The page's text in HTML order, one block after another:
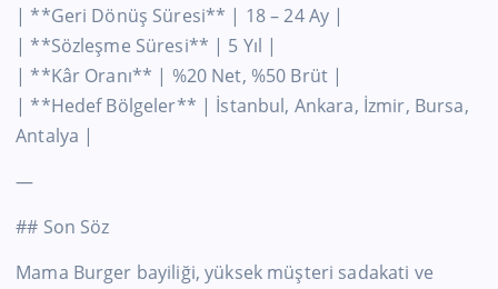
| **Geri Dönüş Süresi** | 18 – 24 Ay |
| **Sözleşme Süresi** | 5 Yıl |
| **Kâr Oranı** | %20 Net, %50 Brüt |
| **Hedef Bölgeler** | İstanbul, Ankara, İzmir, Bursa,
Antalya |
—
## Son Söz
Mama Burger bayiliği, yüksek müşteri sadakati ve